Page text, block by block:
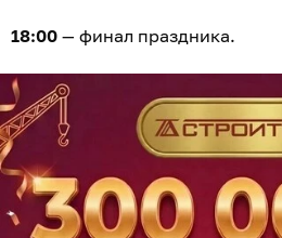
18:00 — финал праздника.